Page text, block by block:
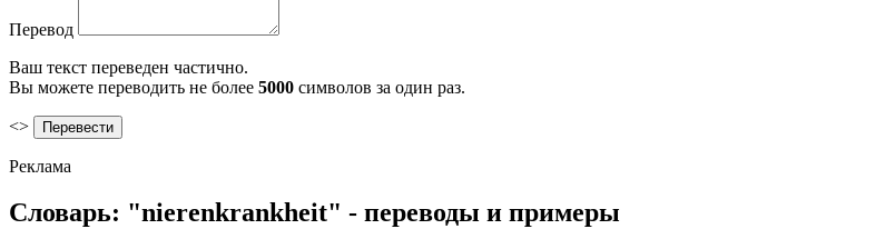
Перевод
Ваш текст переведен частично.
Вы можете переводить не более 5000 символов за один раз.
<>
Реклама
Словарь: "nierenkrankheit" - переводы и примеры